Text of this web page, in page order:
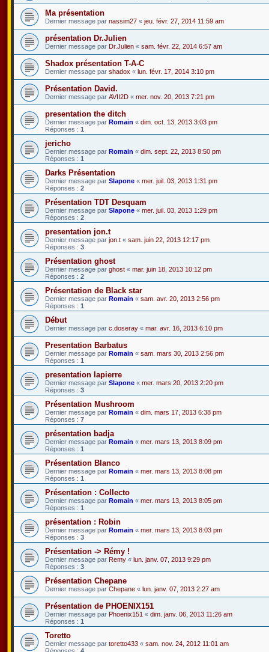
Ma présentation
Dernier message par nassim27 « jeu. févr. 27, 2014 11:59 am
présentation Dr.Julien
Dernier message par Dr.Julien « sam. févr. 22, 2014 6:57 am
Shadox présentation T-A-C
Dernier message par shadox « lun. févr. 17, 2014 3:10 pm
Présentation David.
Dernier message par AVII2D « mer. nov. 20, 2013 7:21 pm
presentation the ditch
Dernier message par Romain « dim. oct. 13, 2013 3:03 pm
Réponses : 1
jericho
Dernier message par Romain « dim. sept. 22, 2013 8:50 pm
Réponses : 1
Darks Présentation
Dernier message par Slapone « mer. juil. 03, 2013 1:31 pm
Réponses : 2
Présentation TDT Desquam
Dernier message par Slapone « mer. juil. 03, 2013 1:29 pm
Réponses : 2
presentation jon.t
Dernier message par jon.t « sam. juin 22, 2013 12:17 pm
Réponses : 3
Présentation ghost
Dernier message par ghost « mar. juin 18, 2013 10:12 pm
Réponses : 2
Présentation de Black star
Dernier message par Romain « sam. avr. 20, 2013 2:56 pm
Réponses : 1
Début
Dernier message par c.doseray « mar. avr. 16, 2013 6:10 pm
Presentation Barbatus
Dernier message par Romain « sam. mars 30, 2013 2:56 pm
Réponses : 1
presentation lapierre
Dernier message par Slapone « mer. mars 20, 2013 2:20 pm
Réponses : 3
Présentation Mushroom
Dernier message par Romain « dim. mars 17, 2013 6:38 pm
Réponses : 7
présentation badja
Dernier message par Romain « mer. mars 13, 2013 8:09 pm
Réponses : 1
Présentation Blanco
Dernier message par Romain « mer. mars 13, 2013 8:08 pm
Réponses : 1
Présentation : Collecto
Dernier message par Romain « mer. mars 13, 2013 8:05 pm
Réponses : 1
présentation : Robin
Dernier message par Romain « mer. mars 13, 2013 8:03 pm
Réponses : 3
Présentation -> Rémy !
Dernier message par Remy « lun. janv. 07, 2013 9:29 pm
Réponses : 3
Présentation Chepane
Dernier message par Chepane « lun. janv. 07, 2013 2:27 am
Présentation de PHOENIX151
Dernier message par Phoenix151 « dim. janv. 06, 2013 11:26 am
Réponses : 1
Toretto
Dernier message par toretto433 « sam. nov. 24, 2012 11:01 am